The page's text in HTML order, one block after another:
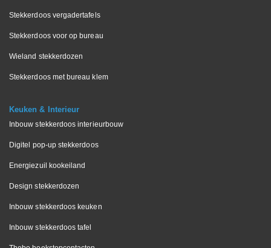
Stekkerdoos vergadertafels
Stekkerdoos voor op bureau
Wieland stekkerdozen
Stekkerdoos met bureau klem
Keuken & Interieur
Inbouw stekkerdoos interieurbouw
Digitel pop-up stekkerdoos
Energiezuil kookeiland
Design stekkerdozen
Inbouw stekkerdoos keuken
Inbouw stekkerdoos tafel